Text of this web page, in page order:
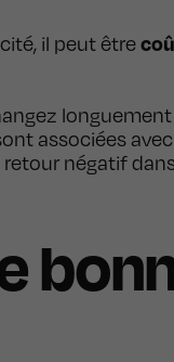
il peut être
associées
négatif